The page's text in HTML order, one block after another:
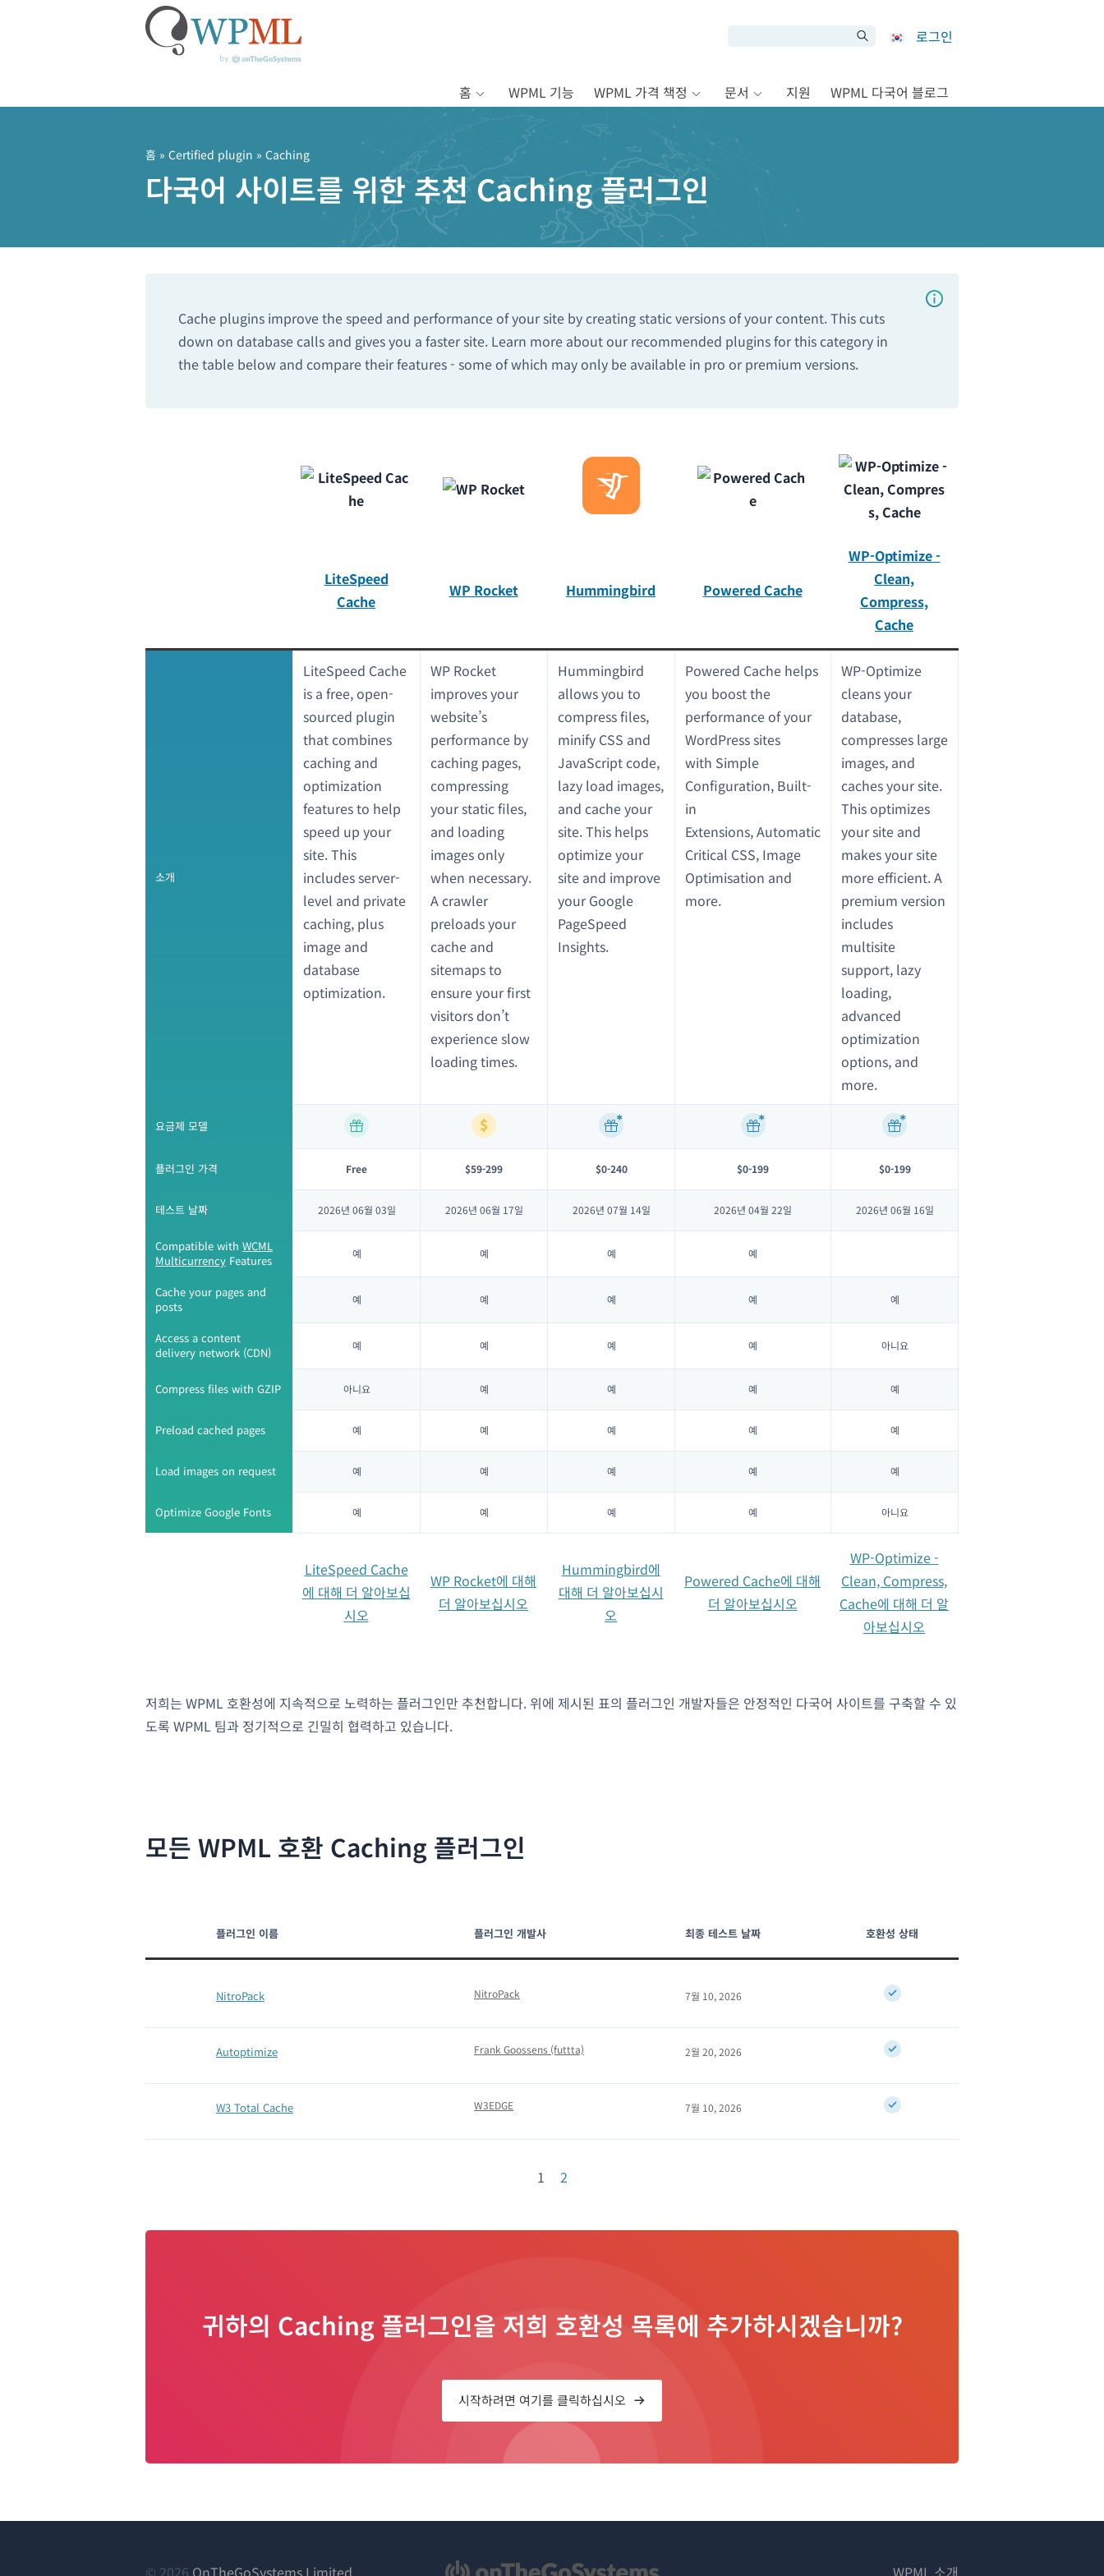
기
로그인
홈 WPML 기능 WPML 가격 책정 문서 지원 WPML 다국어 블로그
홈 » Certified plugin » Caching
다국어 사이트를 위한 추천 Caching 플러그인
Cache plugins improve the speed and performance of your site by creating static versions of your content. This cuts
down on database calls and gives you a faster site. Learn more about our recommended plugins for this category in
the table below and compare their features - some of which may only be available in pro or premium versions.
LiteSpeed
Cache
WP Rocket Hummingbird Powered Cache
WP-Optimize -
Clean,
Compress,
Cache
소개
LiteSpeed Cache
is a free, open-
sourced plugin
that combines
caching and
optimization
features to help
speed up your
site. This
includes server-
level and private
caching, plus
image and
database
optimization.
WP Rocket
improves your
website’s
performance by
caching pages,
compressing
your static files,
and loading
images only
when necessary.
A crawler
preloads your
cache and
sitemaps to
ensure your first
visitors don’t
experience slow
loading times.
Hummingbird
allows you to
compress files,
minify CSS and
JavaScript code,
lazy load images,
and cache your
site. This helps
optimize your
site and improve
your Google
PageSpeed
Insights.
Powered Cache helps
you boost the
performance of your
WordPress sites
with Simple
Configuration, Built-
in
Extensions, Automatic
Critical CSS, Image
Optimisation and
more.
WP-Optimize
cleans your
database,
compresses large
images, and
caches your site.
This optimizes
your site and
makes your site
more efficient. A
premium version
includes
multisite
support, lazy
loading,
advanced
optimization
options, and
more.
요금제 모델
플러그인 가격 Free $59-299 $0-240 $0-199 $0-199
테스트 날짜 2026년 06월 03일 2026년 06월 17일 2026년 07월 14일 2026년 04월 22일 2026년 06월 16일
Compatible with WCML
Multicurrency Features 예 예 예 예
Cache your pages and
posts
예 예 예 예 예
Access a content
delivery network (CDN)
예 예 예 예 아니요
Compress files with GZIP 아니요 예 예 예 예
Preload cached pages 예 예 예 예 예
Load images on request 예 예 예 예 예
Optimize Google Fonts 예 예 예 예 아니요
LiteSpeed Cache
에 대해 더 알아보십
시오
WP Rocket에 대해
더 알아보십시오
Hummingbird에
대해 더 알아보십시
오
Powered Cache에 대해
더 알아보십시오
WP-Optimize -
Clean, Compress,
Cache에 대해 더 알
아보십시오
저희는 WPML 호환성에 지속적으로 노력하는 플러그인만 추천합니다. 위에 제시된 표의 플러그인 개발자들은 안정적인 다국어 사이트를 구축할 수 있
도록 WPML 팀과 정기적으로 긴밀히 협력하고 있습니다.
모든 WPML 호환 Caching 플러그인
플러그인 이름 플러그인 개발사 최종 테스트 날짜 호환성 상태
NitroPack NitroPack 7월 10, 2026
Autoptimize Frank Goossens (futtta) 2월 20, 2026
W3 Total Cache W3EDGE 7월 10, 2026
1 2
귀하의 Caching 플러그인을 저희 호환성 목록에 추가하시겠습니까?
시작하려면 여기를 클릭하십시오
© 2026 OnTheGoSystems Limited
WPML 소개